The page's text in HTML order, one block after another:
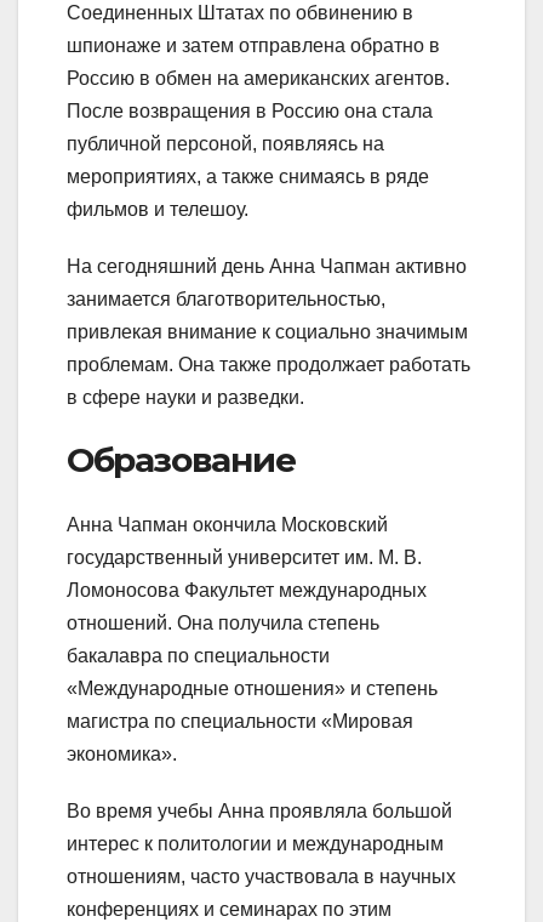
Соединенных Штатах по обвинению в
шпионаже и затем отправлена обратно в
Россию в обмен на американских агентов.
После возвращения в Россию она стала
публичной персоной, появляясь на
мероприятиях, а также снимаясь в ряде
фильмов и телешоу.
На сегодняшний день Анна Чапман активно
занимается благотворительностью,
привлекая внимание к социально значимым
проблемам. Она также продолжает работать
в сфере науки и разведки.
Образование
Анна Чапман окончила Московский
государственный университет им. М. В.
Ломоносова Факультет международных
отношений. Она получила степень
бакалавра по специальности
«Международные отношения» и степень
магистра по специальности «Мировая
экономика».
Во время учебы Анна проявляла большой
интерес к политологии и международным
отношениям, часто участвовала в научных
конференциях и семинарах по этим